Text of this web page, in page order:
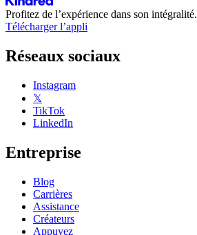
Profitez de l’expérience dans son intégralité.
Télécharger l’appli
Réseaux sociaux
Instagram
𝕏
TikTok
LinkedIn
Entreprise
Blog
Carrières
Assistance
Créateurs
Appuyez